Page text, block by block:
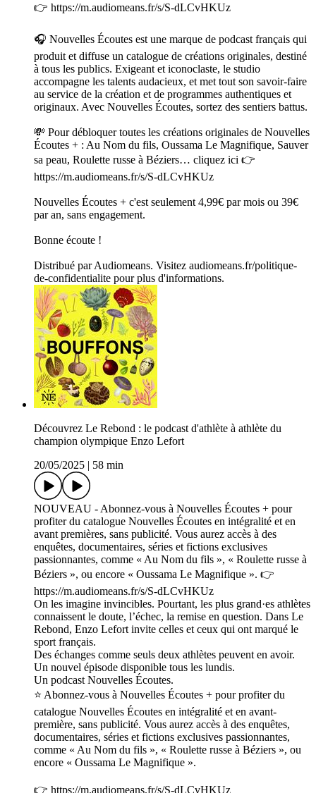
👉 https://m.audiomeans.fr/s/S-dLCvHKUz
🎧 Nouvelles Écoutes est une marque de podcast français qui
produit et diffuse un catalogue de créations originales, destiné
à tous les publics. Exigeant et iconoclaste, le studio
accompagne les talents audacieux, et met tout son savoir-faire
au service de la création et de programmes authentiques et
originaux. Avec Nouvelles Écoutes, sortez des sentiers battus.
💸 Pour débloquer toutes les créations originales de Nouvelles
Écoutes + : Au Nom du fils, Oussama Le Magnifique, Sauver
sa peau, Roulette russe à Béziers… cliquez ici 👉
https://m.audiomeans.fr/s/S-dLCvHKUz
Nouvelles Écoutes + c'est seulement 4,99€ par mois ou 39€
par an, sans engagement.
Bonne écoute !
Distribué par Audiomeans. Visitez audiomeans.fr/politique-
de-confidentialite pour plus d'informations.
Découvrez Le Rebond : le podcast d'athlète à athlète du
champion olympique Enzo Lefort
20/05/2025
58 min
NOUVEAU - Abonnez-vous à Nouvelles Écoutes + pour
profiter du catalogue Nouvelles Écoutes en intégralité et en
avant premières, sans publicité. Vous aurez accès à des
enquêtes, documentaires, séries et fictions exclusives
passionnantes, comme « Au Nom du fils », « Roulette russe à
Béziers », ou encore « Oussama Le Magnifique ». 👉
https://m.audiomeans.fr/s/S-dLCvHKUz
On les imagine invincibles. Pourtant, les plus grand·es athlètes
connaissent le doute, l’échec, la remise en question. Dans Le
Rebond, Enzo Lefort invite celles et ceux qui ont marqué le
sport français.
Des échanges comme seuls deux athlètes peuvent en avoir.
Un nouvel épisode disponible tous les lundis.
Un podcast Nouvelles Écoutes.
⭐️ Abonnez-vous à Nouvelles Écoutes + pour profiter du
catalogue Nouvelles Écoutes en intégralité et en avant-
première, sans publicité. Vous aurez accès à des enquêtes,
documentaires, séries et fictions exclusives passionnantes,
comme « Au Nom du fils », « Roulette russe à Béziers », ou
encore « Oussama Le Magnifique ».
👉 https://m.audiomeans.fr/s/S-dLCvHKUz